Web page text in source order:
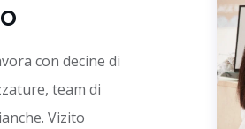
con decine di
team di
Vizito